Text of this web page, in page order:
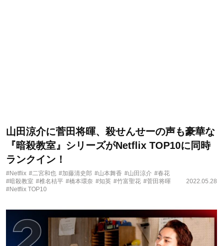
山田涼介に菅田将暉、殺せんせーの声も豪華な
『暗殺教室』シリーズがNetflix TOP10に同時
ランクイン！
#Netflix #二宮和也 #加藤清史郎 #山本舞香 #山田涼介 #春花
#暗殺教室 #椎名桔平 #橋本環奈 #知英 #竹富聖花 #菅田将暉
#Netflix TOP10
2022.05.28